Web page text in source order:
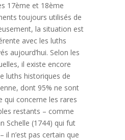
17ème et 18ème
toujours utilisés de
la situation est
avec les luths
aujourd’hui. Selon les
il existe encore
luths historiques de
dont 95% ne sont
qui concerne les rares
restants – comme
Schelle (1744) qui fut
il n’est pas certain que